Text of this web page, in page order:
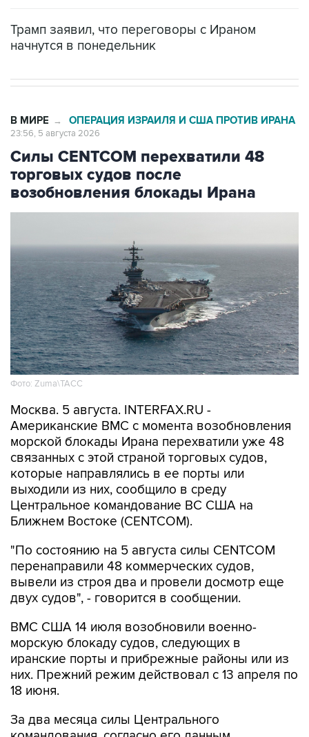
Трамп заявил, что переговоры с Ираном
начнутся в понедельник
В МИРЕ → ОПЕРАЦИЯ ИЗРАИЛЯ И США ПРОТИВ ИРАНА
23:56, 5 августа 2026
Силы CENTCOM перехватили 48
торговых судов после
возобновления блокады Ирана
Фото: Zuma\ТАСС
Москва. 5 августа. INTERFAX.RU -
Американские ВМС с момента возобновления
морской блокады Ирана перехватили уже 48
связанных с этой страной торговых судов,
которые направлялись в ее порты или
выходили из них, сообщило в среду
Центральное командование ВС США на
Ближнем Востоке (CENTCOM).
"По состоянию на 5 августа силы CENTCOM
перенаправили 48 коммерческих судов,
вывели из строя два и провели досмотр еще
двух судов", - говорится в сообщении.
ВМС США 14 июля возобновили военно-
морскую блокаду судов, следующих в
иранские порты и прибрежные районы или из
них. Прежний режим действовал с 13 апреля по
18 июня.
За два месяца силы Центрального